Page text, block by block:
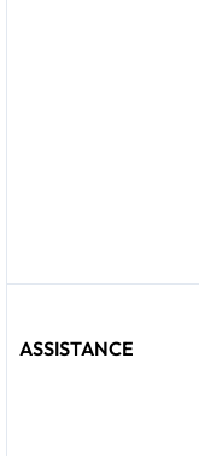
ASSISTANCE